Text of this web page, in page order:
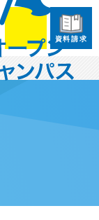
資料請求